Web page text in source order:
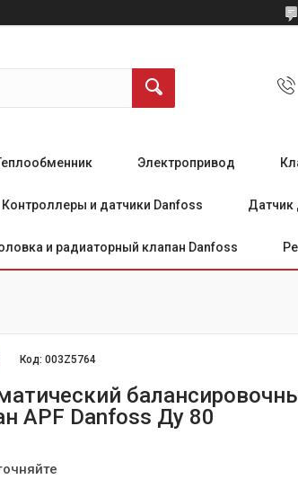
Электропривод
Контроллеры и датчики Danfoss Датчик
и радиаторный клапан Danfoss
Код:003Z5764
APF Danfoss Ду 80